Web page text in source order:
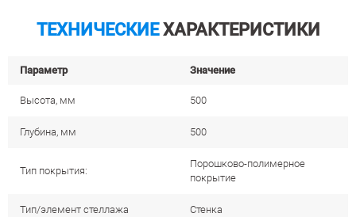
ТЕХНИЧЕСКИЕХАРАКТЕРИСТИКИ
Параметр Значение
Высота, мм 500
Глубина, мм 500
Тип покрытия:
Порошково-полимерное
покрытие
Тип/элемент стеллажа Стенка